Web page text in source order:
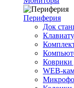
Периферия
Док
WEB-